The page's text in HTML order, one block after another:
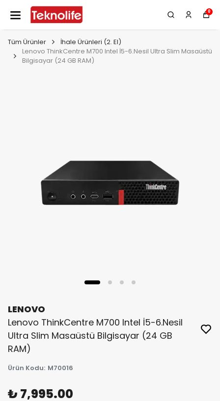
0
Tüm Ürünler
İhale Ürünleri (2. El)
Lenovo ThinkCentre M700 Intel İ5-6.Nesil Ultra Slim Masaüstü
Bilgisayar (24 GB RAM)
LENOVO
Lenovo ThinkCentre M700 Intel İ5-6.Nesil
Ultra Slim Masaüstü Bilgisayar (24 GB
RAM)
Ürün Kodu: M70016
₺ 7,995.00